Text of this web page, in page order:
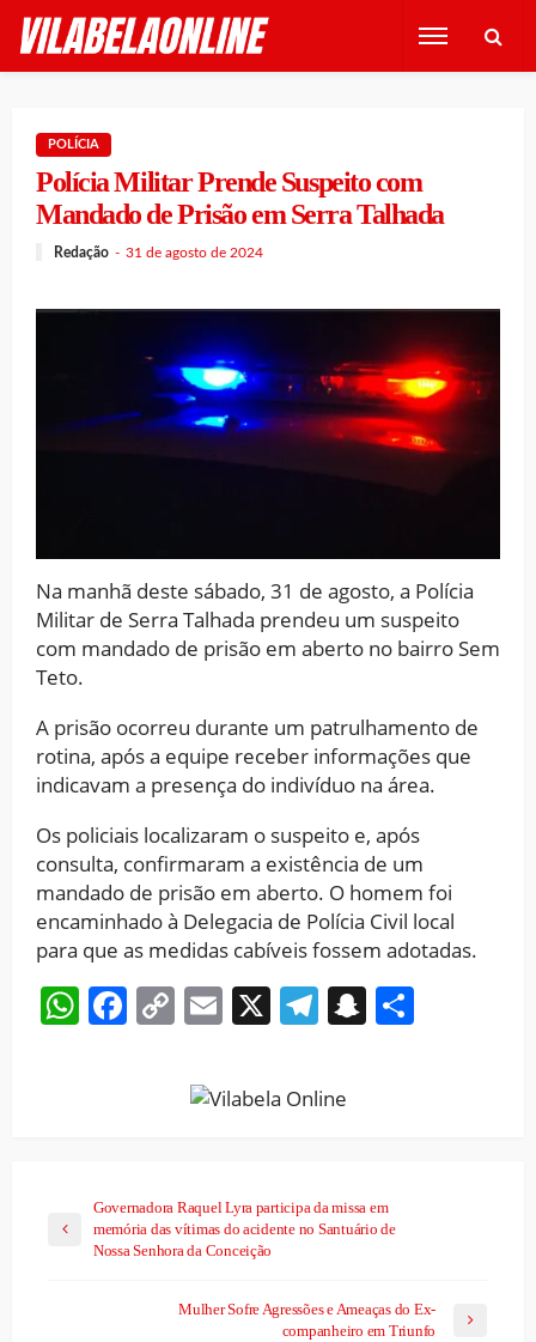
POLÍCIA
Polícia Militar Prende Suspeito com
Mandado de Prisão em Serra Talhada
Redação 31 de agosto de 2024
Na manhã deste sábado, 31 de agosto, a Polícia
Militar de Serra Talhada prendeu um suspeito
com mandado de prisão em aberto no bairro Sem
Teto.
A prisão ocorreu durante um patrulhamento de
rotina, após a equipe receber informações que
indicavam a presença do indivíduo na área.
Os policiais localizaram o suspeito e, após
consulta, confirmaram a existência de um
mandado de prisão em aberto. O homem foi
encaminhado à Delegacia de Polícia Civil local
para que as medidas cabíveis fossem adotadas.
WhatsApp
Facebook
CopyEmail
X Telegram
Snapchat
Governadora Raquel Lyra participa da missa em
memória das vítimas do acidente no Santuário de
Nossa Senhora da Conceição
Mulher Sofre Agressões e Ameaças do Ex-
companheiro em Triunfo